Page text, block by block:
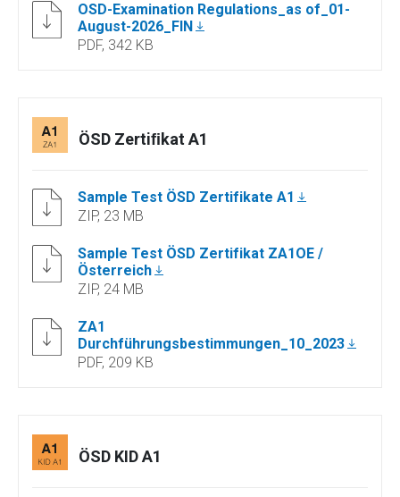
OSD-Examination Regulations_as of_01-
August-2026_FIN
PDF, 342 KB
ÖSD Zertiﬁkat A1
Sample Test ÖSD Zertifikate A1
ZIP, 23 MB
Sample Test ÖSD Zertifikat ZA1OE /
Österreich
ZIP, 24 MB
ZA1
Durchführungsbestimmungen_10_2023
PDF, 209 KB
ÖSD KID A1